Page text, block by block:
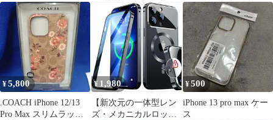
maxケース
ケース 財布型
対応
¥5,800
.COACH iPhone 12/13
Pro Max スリムラップ
¥ 1,980
【新次元の一体型レン
ズ・メカニカルロッ
¥500
iPhone 13 pro max ケー
ス